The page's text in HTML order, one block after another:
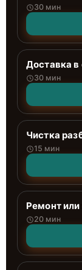
30 мин
Доставка в
30 мин
Чистка
15 мин
Ремонт
20 мин